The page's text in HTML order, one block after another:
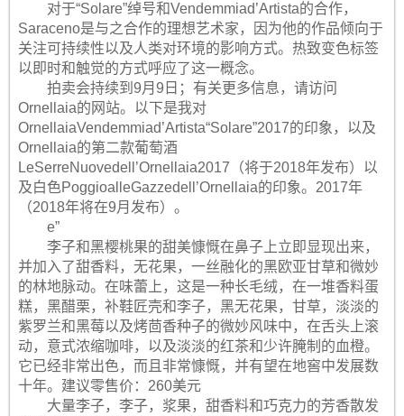
对于“Solare”绰号和Vendemmiad’Artista的合作，
Saraceno是与之合作的理想艺术家，因为他的作品倾向于
关注可持续性以及人类对环境的影响方式。热致变色标签
以即时和触觉的方式呼应了这一概念。
拍卖会持续到9月9日；有关更多信息，请访问
Ornellaia的网站。以下是我对
OrnellaiaVendemmiad’Artista“Solare”2017的印象，以及
Ornellaia的第二款葡萄酒
LeSerreNuovedell’Ornellaia2017（将于2018年发布）以
及白色PoggioalleGazzedell’Ornellaia的印象。2017年
（2018年将在9月发布）。
e”
李子和黑樱桃果的甜美慷慨在鼻子上立即显现出来，
并加入了甜香料，无花果，一丝融化的黑欧亚甘草和微妙
的林地脉动。在味蕾上，这是一种长毛绒，在一堆香料蛋
糕，黑醋栗，补鞋匠壳和李子，黑无花果，甘草，淡淡的
紫罗兰和黑莓以及烤茴香种子的微妙风味中，在舌头上滚
动，意式浓缩咖啡，以及淡淡的红茶和少许腌制的血橙。
它已经非常出色，而且非常慷慨，并有望在地窖中发展数
十年。建议零售价：260美元
大量李子，李子，浆果，甜香料和巧克力的芳香散发